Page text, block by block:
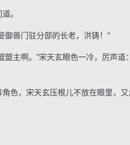
。
兽门驻分部的长老，洪铸！”
啊。”宋天玄眼色一冷，厉声道
，宋天玄压根儿不放在眼里，又